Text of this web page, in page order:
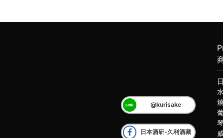
@kurisake
日本酒研-久利酒藏